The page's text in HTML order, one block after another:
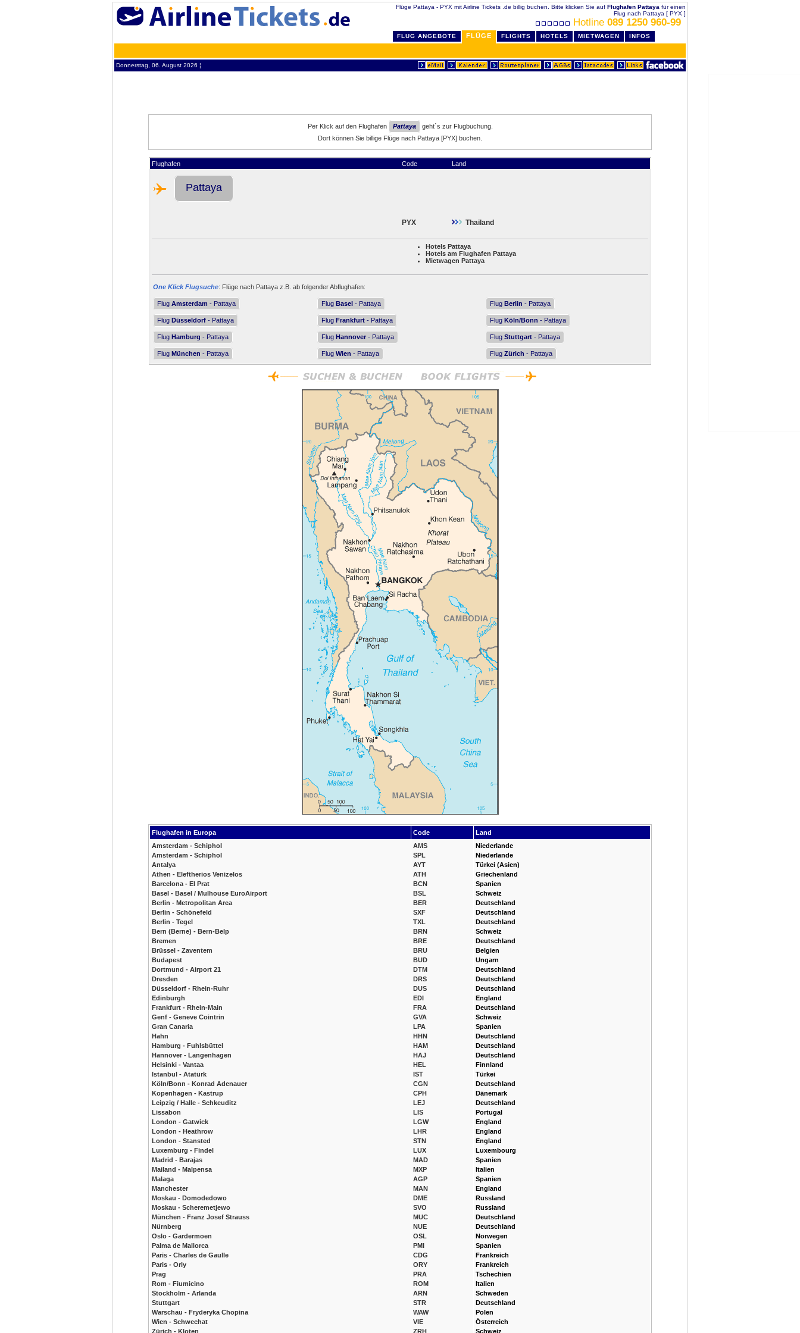
Flüge Pattaya - PYX mit Airline Tickets .de billig buchen. Bitte klicken Sie auf Flughafen Pattaya für einen
Flug nach Pattaya [ PYX ]
Hotline 089 1250 960-99
FLUG ANGEBOTE FLÜGE FLIGHTS HOTELS MIETWAGEN INFOS
Donnerstag, 06. August 2026 ¦
Per Klick auf den Flughafen Pattaya
geht´s zur Flugbuchung.
Dort können Sie billige Flüge nach Pattaya [PYX] buchen.
Flughafen Code Land
Pattaya
PYX Thailand
Hotels Pattaya
Hotels am Flughafen Pattaya
Mietwagen Pattaya
One Klick Flugsuche: Flüge nach Pattaya z.B. ab folgender Abflughafen:
Flug Amsterdam - Pattaya Flug Basel - Pattaya Flug Berlin - Pattaya
Flug Düsseldorf - Pattaya Flug Frankfurt - Pattaya Flug Köln/Bonn - Pattaya
Flug Hamburg - Pattaya Flug Hannover - Pattaya Flug Stuttgart - Pattaya
Flug München - Pattaya Flug Wien - Pattaya Flug Zürich - Pattaya
Flughafen in Europa Code
Land
Amsterdam - Schiphol
Amsterdam - Schiphol
Antalya
Athen - Eleftherios Venizelos
Barcelona - El Prat
Basel - Basel / Mulhouse EuroAirport
Berlin - Metropolitan Area
Berlin - Schönefeld
Berlin - Tegel
Bern (Berne) - Bern-Belp
Bremen
Brüssel - Zaventem
Budapest
Dortmund - Airport 21
Dresden
Düsseldorf - Rhein-Ruhr
Edinburgh
Frankfurt - Rhein-Main
Genf - Geneve Cointrin
Gran Canaria
Hahn
Hamburg - Fuhlsbüttel
Hannover - Langenhagen
Helsinki - Vantaa
Istanbul - Atatürk
Köln/Bonn - Konrad Adenauer
Kopenhagen - Kastrup
Leipzig / Halle - Schkeuditz
Lissabon
London - Gatwick
London - Heathrow
London - Stansted
Luxemburg - Findel
Madrid - Barajas
Mailand - Malpensa
Malaga
Manchester
Moskau - Domodedowo
Moskau - Scheremetjewo
München - Franz Josef Strauss
Nürnberg
Oslo - Gardermoen
Palma de Mallorca
Paris - Charles de Gaulle
Paris - Orly
Prag
Rom - Fiumicino
Stockholm - Arlanda
Stuttgart
Warschau - Fryderyka Chopina
Wien - Schwechat
Zürich - Kloten
AMS
SPL
AYT
ATH
BCN
BSL
BER
SXF
TXL
BRN
BRE
BRU
BUD
DTM
DRS
DUS
EDI
FRA
GVA
LPA
HHN
HAM
HAJ
HEL
IST
CGN
CPH
LEJ
LIS
LGW
LHR
STN
LUX
MAD
MXP
AGP
MAN
DME
SVO
MUC
NUE
OSL
PMI
CDG
ORY
PRA
ROM
ARN
STR
WAW
VIE
ZRH
Niederlande
Niederlande
Türkei (Asien)
Griechenland
Spanien
Schweiz
Deutschland
Deutschland
Deutschland
Schweiz
Deutschland
Belgien
Ungarn
Deutschland
Deutschland
Deutschland
England
Deutschland
Schweiz
Spanien
Deutschland
Deutschland
Deutschland
Finnland
Türkei
Deutschland
Dänemark
Deutschland
Portugal
England
England
England
Luxembourg
Spanien
Italien
Spanien
England
Russland
Russland
Deutschland
Deutschland
Norwegen
Spanien
Frankreich
Frankreich
Tschechien
Italien
Schweden
Deutschland
Polen
Österreich
Schweiz